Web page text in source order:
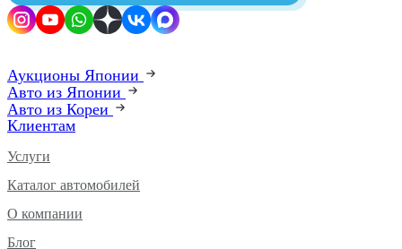
Аукционы Японии
Авто из Японии
Авто из Кореи
Клиентам
Услуги
Каталог автомобилей
О компании
Блог